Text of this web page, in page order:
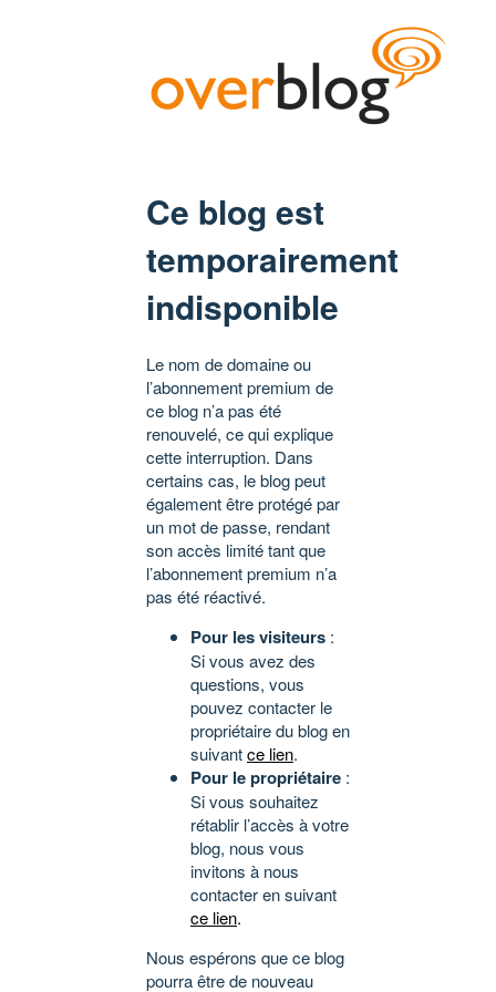
Ce blog est
temporairement
indisponible
Le nom de domaine ou
l’abonnement premium de
ce blog n’a pas été
renouvelé, ce qui explique
cette interruption. Dans
certains cas, le blog peut
également être protégé par
un mot de passe, rendant
son accès limité tant que
l’abonnement premium n’a
pas été réactivé.
Pour les visiteurs :
Si vous avez des
questions, vous
pouvez contacter le
propriétaire du blog en
suivantce lien.
Pour le propriétaire :
Si vous souhaitez
rétablir l’accès à votre
blog, nous vous
invitons à nous
contacter en suivant
ce lien.
Nous espérons que ce blog
pourra être de nouveau